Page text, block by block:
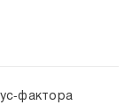
фактора